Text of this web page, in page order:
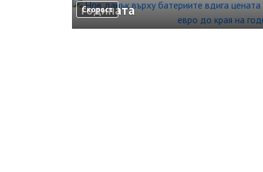
Скорост
годината